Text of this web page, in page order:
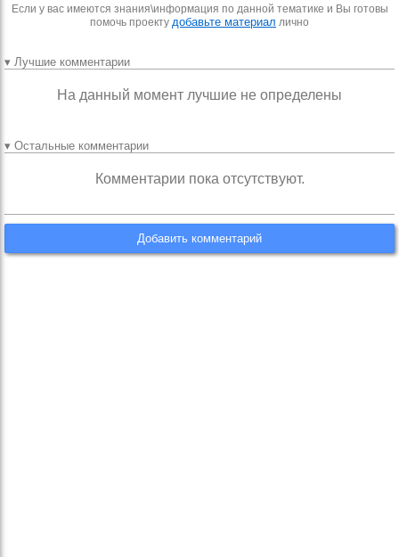
Если у вас имеются знания\информация по данной тематике и Вы готовы
помочь проекту добавьте материал лично
▾ Лучшие комментарии
На данный момент лучшие не определены
▾ Остальные комментарии
Комментарии пока отсутствуют.
Добавить комментарий